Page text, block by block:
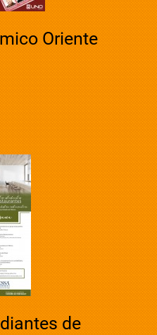
Oriente
de